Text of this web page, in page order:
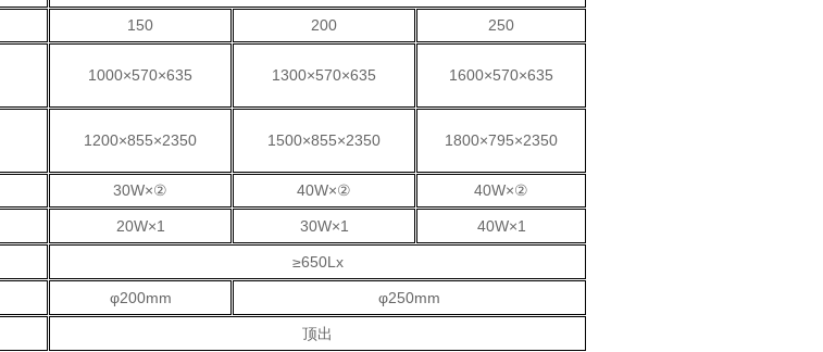
150 200
250
1000×570×635 1300×570×635 1600×570×635
1200×855×2350 1500×855×2350 1800×795×2350
30W×② 40W×② 40W×②
20W×1 30W×1 40W×1
≥650Lx
φ200mm φ250mm
顶出